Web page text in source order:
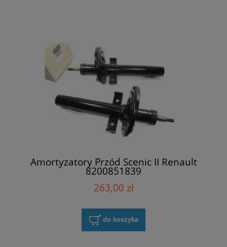
Amortyzatory Przód Scenic II Renault
8200851839
263,00 zł
do koszyka